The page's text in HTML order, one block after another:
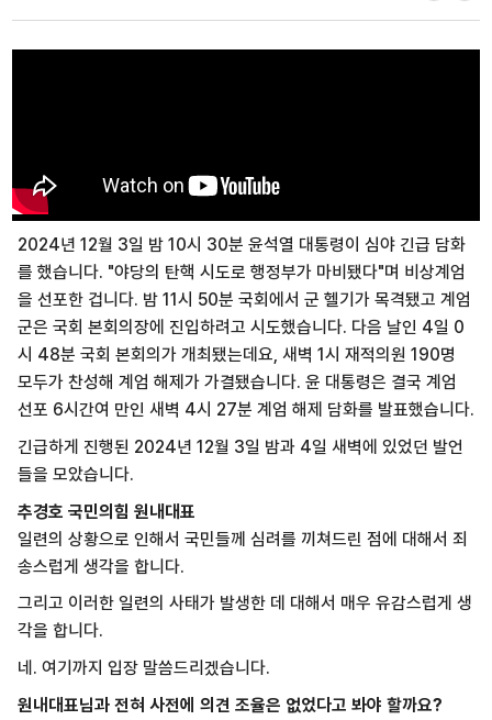
2024년 12월 3일 밤 10시 30분 윤석열 대통령이 심야 긴급 담화
를 했습니다. "야당의 탄핵 시도로 행정부가 마비됐다"며 비상계엄
을 선포한 겁니다. 밤 11시 50분 국회에서 군 헬기가 목격됐고 계엄
군은 국회 본회의장에 진입하려고 시도했습니다. 다음 날인 4일 0
시 48분 국회 본회의가 개최됐는데요, 새벽 1시 재적의원 190명
모두가 찬성해 계엄 해제가 가결됐습니다. 윤 대통령은 결국 계엄
선포 6시간여 만인 새벽 4시 27분 계엄 해제 담화를 발표했습니다.
긴급하게 진행된 2024년 12월 3일 밤과 4일 새벽에 있었던 발언
들을 모았습니다.
추경호 국민의힘 원내대표
일련의 상황으로 인해서 국민들께 심려를 끼쳐드린 점에 대해서 죄
송스럽게 생각을 합니다.
그리고 이러한 일련의 사태가 발생한 데 대해서 매우 유감스럽게 생
각을 합니다.
네. 여기까지 입장 말씀드리겠습니다.
원내대표님과 전혀 사전에 의견 조율은 없었다고 봐야 할까요?